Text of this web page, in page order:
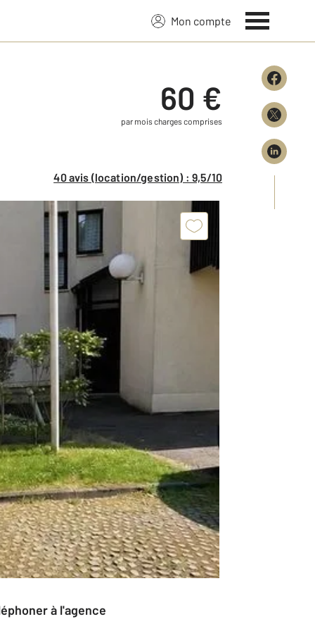
Mon compte
60 €
par mois charges comprises
40 avis (location/gestion) : 9,5/10
à l'agence